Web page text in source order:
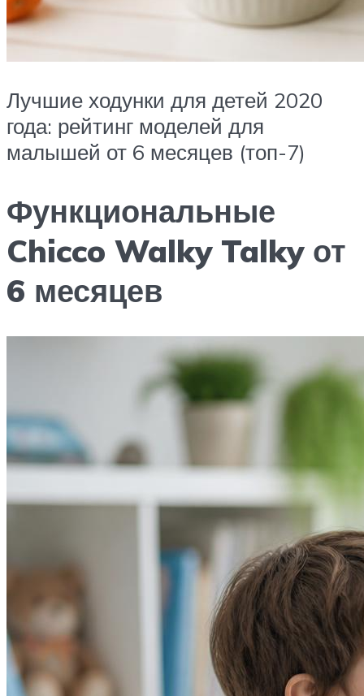
Лучшие ходунки для детей 2020
года: рейтинг моделей для
малышей от 6 месяцев (топ-7)
Функциональные
Chicco Walky Talky от
6 месяцев